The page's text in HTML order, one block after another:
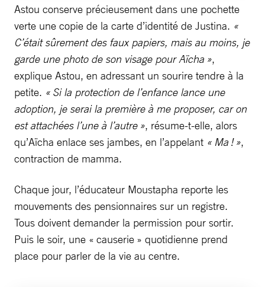
Astou conserve précieusement dans une pochette
verte une copie de la carte d’identité de Justina. «
C’était sûrement des faux papiers, mais au moins, je
garde une photo de son visage pour Aïcha »,
explique Astou, en adressant un sourire tendre à la
petite. « Si la protection de l’enfance lance une
adoption, je serai la première à me proposer, car on
est attachées l’une à l’autre », résume-t-elle, alors
qu’Aïcha enlace ses jambes, en l’appelant « Ma ! »,
contraction de mamma.
Chaque jour, l’éducateur Moustapha reporte les
mouvements des pensionnaires sur un registre.
Tous doivent demander la permission pour sortir.
Puis le soir, une « causerie » quotidienne prend
place pour parler de la vie au centre.